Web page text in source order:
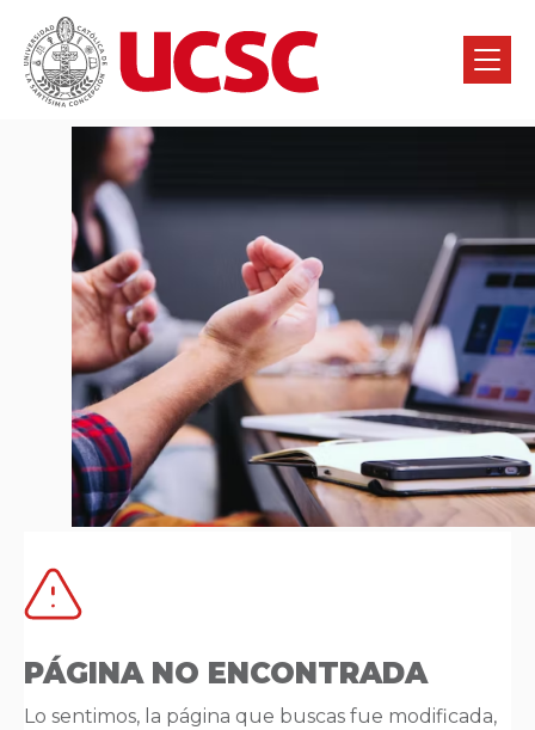
PÁGINA NO ENCONTRADA
Lo sentimos, la página que buscas fue modificada,